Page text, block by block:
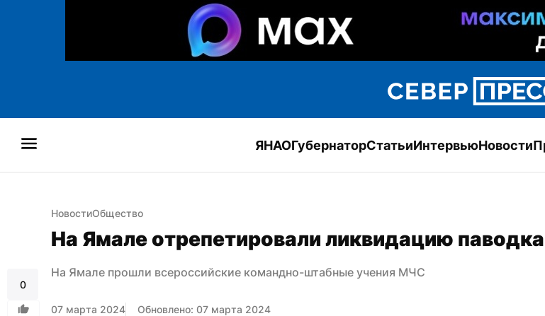
ЯНАОГубернаторСтатьиИнтервьюНовости
0
НовостиОбщество
На Ямале отрепетировали ликвидацию паводка
На Ямале прошли всероссийские командно-штабные учения МЧС
07 марта 2024 Обновлено: 07 марта 2024